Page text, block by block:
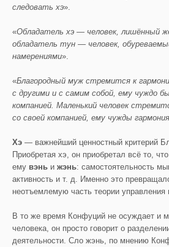
следовать хэ».
«Обладатель хэ — человек, лишённый
обладатель тун — человек,
намерениями».
«Благородный муж стремится к
с другими и с самим собой, ему чуждо
компанией. Маленький человек
со своей компанией, ему чужды
Хэ — важнейший ценностный критерий
Приобретая хэ, он приобретал всё то,
ему вэнь и жэнь: самостоятельность
активность и т. д. Именно это
неотъемлемую часть теории управления
В то же время Конфуций не осуждает и
человека, он просто говорит о
деятельности. Сло жэнь, по мнению